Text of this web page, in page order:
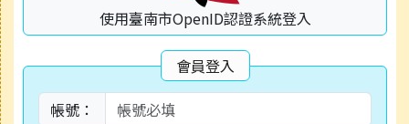
使用臺南市OpenID認證系統登入
會員登入
帳號：